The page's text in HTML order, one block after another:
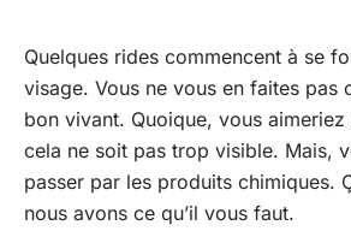
Quelques rides commencent à se
visage. Vous ne vous en faites pas
bon vivant. Quoique, vous
cela ne soit pas trop visible. Mais,
passer par les produits chimiques.
nous avons ce qu’il vous faut.